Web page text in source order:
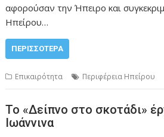
αφορούσαν την Ήπειρο και
Ηπείρου…
ΠΕΡΙΣΣΌΤΕΡΑ
Επικαιρότητα Περιφέρεια Ηπείρου
Το «Δείπνο στο σκοτάδι»
Ιωάννινα